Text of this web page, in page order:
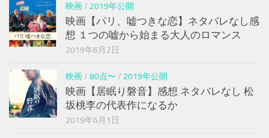
映画/ 2019年公開
映画【パリ、嘘つきな恋】ネタバレなし感
想 １つの嘘から始まる大人のロマンス
2019年6月2日
映画/ 80点〜 / 2019年公開
映画【居眠り磐音】感想 ネタバレなし 松
坂桃李の代表作になるか
2019年6月1日